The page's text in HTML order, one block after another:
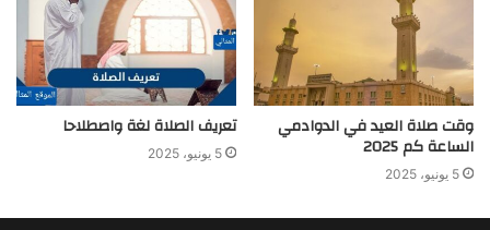
وقت صلاة العيد في الدوادمي
الساعة كم 2025
5 يونيو، 2025
تعريف الصلاة لغة واصطلاحا
5 يونيو، 2025